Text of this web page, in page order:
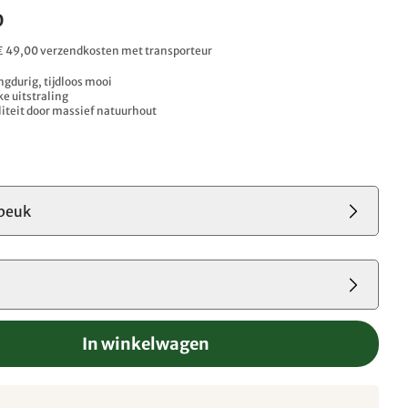
49,00 verzendkosten met transporteur
tijdloos mooi
uitstraling
door massief natuurhout
In winkelwagen